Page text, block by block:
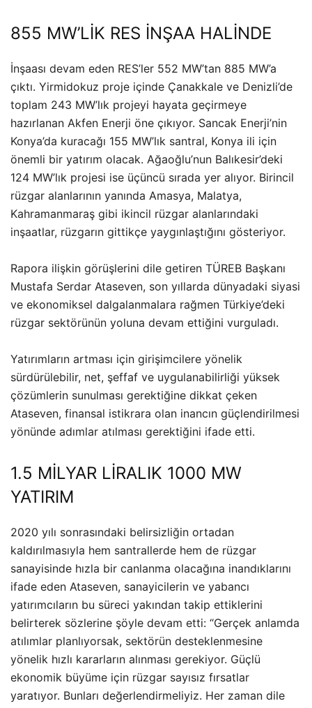
855 MW’LİK RES İNŞAA HALİNDE
İnşaası devam eden RES’ler 552 MW’tan 885 MW’a
çıktı. Yirmidokuz proje içinde Çanakkale ve Denizli’de
toplam 243 MW’lık projeyi hayata geçirmeye
hazırlanan Akfen Enerji öne çıkıyor. Sancak Enerji’nin
Konya’da kuracağı 155 MW’lık santral, Konya ili için
önemli bir yatırım olacak. Ağaoğlu’nun Balıkesir’deki
124 MW’lık projesi ise üçüncü sırada yer alıyor. Birincil
rüzgar alanlarının yanında Amasya, Malatya,
Kahramanmaraş gibi ikincil rüzgar alanlarındaki
inşaatlar, rüzgarın gittikçe yaygınlaştığını gösteriyor.
Rapora ilişkin görüşlerini dile getiren TÜREB Başkanı
Mustafa Serdar Ataseven, son yıllarda dünyadaki siyasi
ve ekonomiksel dalgalanmalara rağmen Türkiye’deki
rüzgar sektörünün yoluna devam ettiğini vurguladı.
Yatırımların artması için girişimcilere yönelik
sürdürülebilir, net, şeffaf ve uygulanabilirliği yüksek
çözümlerin sunulması gerektiğine dikkat çeken
Ataseven, finansal istikrara olan inancın güçlendirilmesi
yönünde adımlar atılması gerektiğini ifade etti.
1.5 MİLYAR LİRALIK 1000 MW
YATIRIM
2020 yılı sonrasındaki belirsizliğin ortadan
kaldırılmasıyla hem santrallerde hem de rüzgar
sanayisinde hızla bir canlanma olacağına inandıklarını
ifade eden Ataseven, sanayicilerin ve yabancı
yatırımcıların bu süreci yakından takip ettiklerini
belirterek sözlerine şöyle devam etti: “Gerçek anlamda
atılımlar planlıyorsak, sektörün desteklenmesine
yönelik hızlı kararların alınması gerekiyor. Güçlü
ekonomik büyüme için rüzgar sayısız fırsatlar
yaratıyor. Bunları değerlendirmeliyiz. Her zaman dile